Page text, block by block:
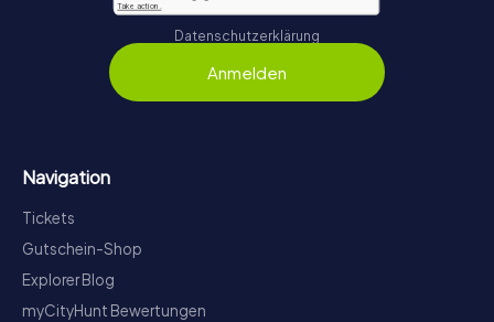
Datenschutzerklärung
Anmelden
Navigation
Tickets
Gutschein-Shop
Explorer Blog
myCityHunt Bewertungen